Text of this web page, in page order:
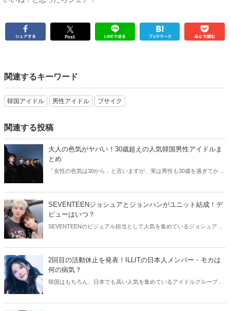
関連するキーワード
韓国アイドル 男性アイドル ブサイク
関連する投稿
大人の色気がヤバい！30歳超えの人気韓国男性アイドルま
とめ
「女性の色気は30から」と言いますが、実は男性も30歳を過ぎてから
SEVENTEENジョシュアとジョンハンがユニット結成！デ
ビューはいつ？
SEVENTEENのビジュアル担当として人気を集めているジョシュアと
2回目の活動休止を発表！ILLITの日本人メンバー・モカは
何の病気？
韓国はもちろん、日本でも高い人気を集めているアイドルグループ・